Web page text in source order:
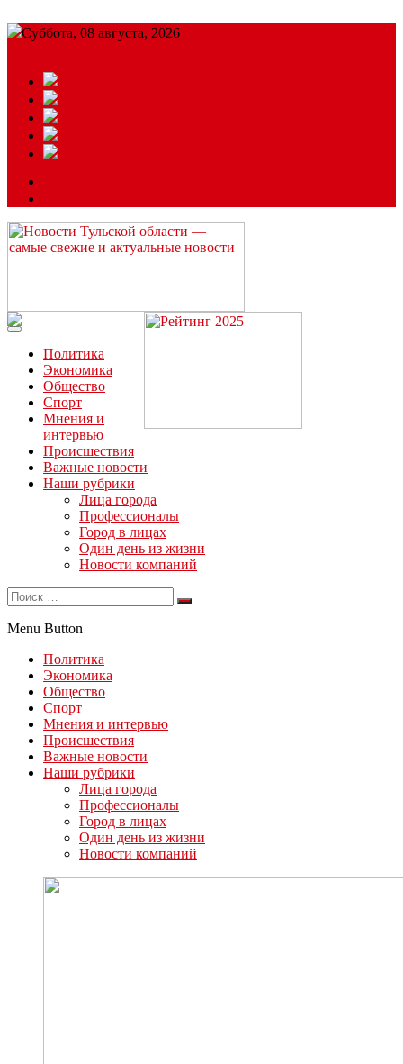
Суббота, 08 августа, 2026
Читайте последние новости дня в Тульской области на сайте
“ЗаНовомосковск”
Политика
Экономика
Общество
Спорт
Мнения и
интервью
Происшествия
Важные новости
Наши рубрики
Лица города
Профессионалы
Город в лицах
Один день из жизни
Новости компаний
Menu Button
Политика
Экономика
Общество
Спорт
Мнения и интервью
Происшествия
Важные новости
Наши рубрики
Лица города
Профессионалы
Город в лицах
Один день из жизни
Новости компаний